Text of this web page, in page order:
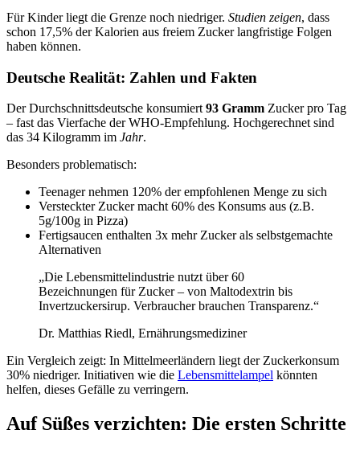
Für Kinder liegt die Grenze noch niedriger. Studien zeigen, dass
schon 17,5% der Kalorien aus freiem Zucker langfristige Folgen
haben können.
Deutsche Realität: Zahlen und Fakten
Der Durchschnittsdeutsche konsumiert 93 Gramm Zucker pro Tag
– fast das Vierfache der WHO-Empfehlung. Hochgerechnet sind
das 34 Kilogramm im Jahr.
Besonders problematisch:
Teenager nehmen 120% der empfohlenen Menge zu sich
Versteckter Zucker macht 60% des Konsums aus (z.B.
5g/100g in Pizza)
Fertigsaucen enthalten 3x mehr Zucker als selbstgemachte
Alternativen
„Die Lebensmittelindustrie nutzt über 60
Bezeichnungen für Zucker – von Maltodextrin bis
Invertzuckersirup. Verbraucher brauchen Transparenz.“
Dr. Matthias Riedl, Ernährungsmediziner
Ein Vergleich zeigt: In Mittelmeerländern liegt der Zuckerkonsum
30% niedriger. Initiativen wie die Lebensmittelampel könnten
helfen, dieses Gefälle zu verringern.
Auf Süßes verzichten: Die ersten Schritte